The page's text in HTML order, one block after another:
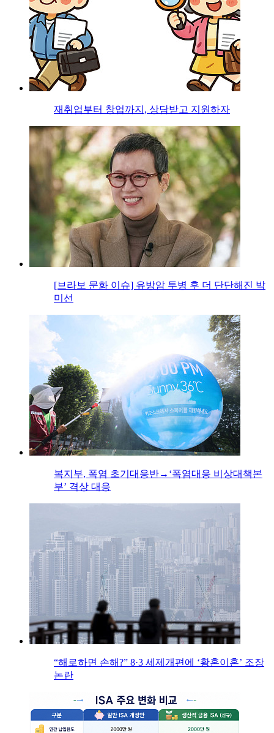
재취업부터 창업까지, 상담받고 지원하자
[브라보 문화 이슈] 유방암 투병 후 더 단단해진 박
미선
복지부, 폭염 초기대응반→‘폭염대응 비상대책본
부’ 격상 대응
“해로하면 손해?” 8·3 세제개편에 ‘황혼이혼’ 조장
논란